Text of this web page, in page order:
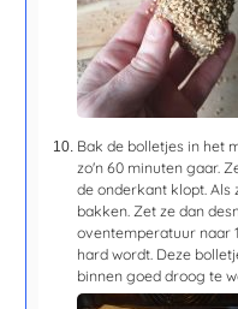
Bak de bolletjes in het
zo'n 60 minuten gaar.
de onderkant klopt. Als
bakken. Zet ze dan
oventemperatuur naar
hard wordt. Deze
binnen goed droog te